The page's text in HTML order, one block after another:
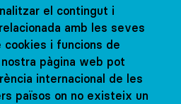
el contingut i
amb les seves
cookies i funcions de
pàgina web pot
internacional de les
països on no existeix un